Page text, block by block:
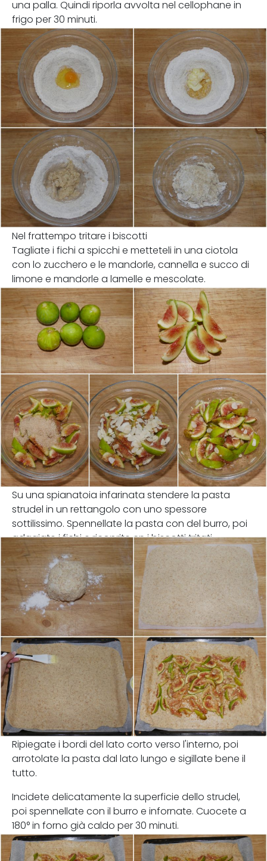
una palla. Quindi riporla avvolta nel cellophane in
frigo per 30 minuti.
Nel frattempo tritare i biscotti
Tagliate i fichi a spicchi e metteteli in una ciotola
con lo zucchero e le mandorle, cannella e succo di
limone e mandorle a lamelle e mescolate.
Su una spianatoia infarinata stendere la pasta
strudel in un rettangolo con uno spessore
sottilissimo. Spennellate la pasta con del burro, poi
adagiate i fichi e ricoprite cn i biscotti tritati.
Ripiegate i bordi del lato corto verso l'interno, poi
arrotolate la pasta dal lato lungo e sigillate bene il
tutto.
Incidete delicatamente la superficie dello strudel,
poi spennellate con il burro e infornate. Cuocete a
180° in forno già caldo per 30 minuti.